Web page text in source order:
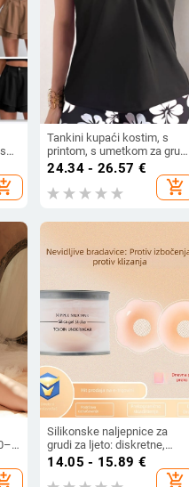
Tankini kupaći kostim, s
printom, s umetkom za grudi,
bez rukava, poliester
24.34 - 26.57 €
add_shopping_cart
Silikonske naljepnice za
grudi za ljeto: diskretne,
prozračne i nevidljive ispod
odjeće; pogodne za plivanje;
14.05 - 15.89 €
add_shopping_cart